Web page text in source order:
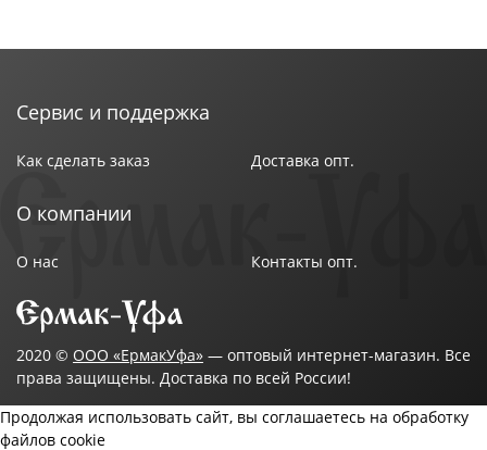
Сервис и поддержка
Как сделать заказ Доставка опт.
О компании
О нас Контакты опт.
2020 © ООО «ЕрмакУфа» — оптовый интернет-магазин. Все
права защищены. Доставка по всей России!
Продолжая использовать сайт, вы соглашаетесь на обработку
файлов cookie